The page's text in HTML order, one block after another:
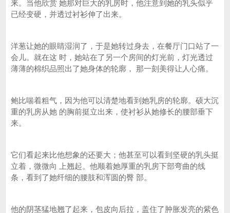
来。当他欣赏 她那对巨大的乳房时，他注意到她的乳头似乎
已经变硬，并透过衬衫伸了出来。
洋葱让她的眼睛湿润了，于是她转过身去，在餐厅门口站了一
会儿。就在这 时，她站在了另一个房间的灯光前，灯光透过
薄薄的棉织品照出了她身体的轮廓， 那一刻美得让人心痛。
鲍比喘着粗气，因为他可以清楚地看到她乳房的轮廓。硕大沉
重的乳房从她 的胸前挺立出来，使衬衫从她修长的腰部垂下
来。
它们看起来比他想象的还要大；他甚至可以看到坚硬的乳头挺
立着，微微向 上翘起。他顺着她厚重的乳房下部弯曲的线
条，看到了她纤细的腰肢和浑圆的臀 部。
他的阴茎猛地翘了起来，包皮向后拉，盖住了肿胀发亮的紫色